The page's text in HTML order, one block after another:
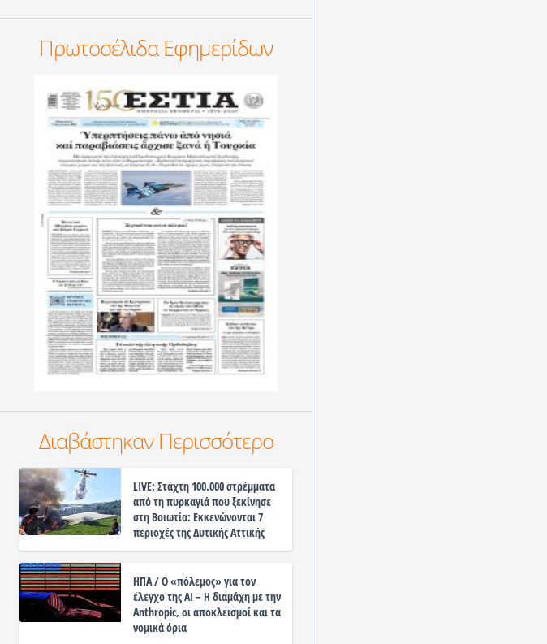
Πρωτοσέλιδα Εφημερίδων
Διαβάστηκαν Περισσότερο
LIVE: Στάχτη 100.000 στρέμματα
από τη πυρκαγιά που ξεκίνησε
στη Βοιωτία: Εκκενώνονται 7
περιοχές της Δυτικής Αττικής
ΗΠΑ / Ο «πόλεμος» για τον
έλεγχο της ΑΙ – Η διαμάχη με την
Anthropic, οι αποκλεισμοί και τα
νομικά όρια